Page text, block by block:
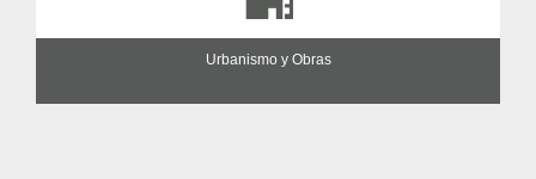
Urbanismo y Obras